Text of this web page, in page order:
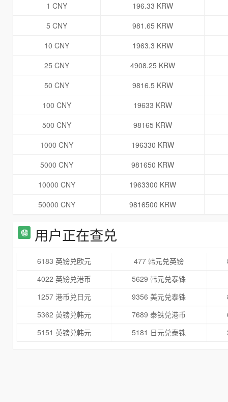
1 CNY
196.33 KRW
5 CNY
981.65 KRW
10 CNY
1963.3 KRW
25 CNY
4908.25 KRW
50 CNY
9816.5 KRW
100 CNY
19633 KRW
500 CNY
98165 KRW
1000 CNY
196330 KRW
5000 CNY
981650 KRW
10000 CNY
1963300 KRW
50000 CNY
9816500 KRW
用户正在查兑
6183 英镑兑欧元 477 韩元兑英镑
4022 英镑兑港币
5629 韩元兑泰铢
1257 港币兑日元
9356 美元兑泰铢
5362 英镑兑韩元
7689 泰铢兑港币
5151 英镑兑韩元
5181 日元兑泰铢